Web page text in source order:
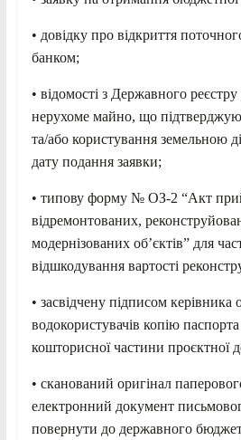
• довідку про відкриття
банком;
• відомості з Державного
нерухоме майно, що
та/або користування земельною
дату подання заявки;
• типову форму № ОЗ-2 “Акт
відремонтованих,
модернізованих об’єктів” для
відшкодування вартості
• засвідчену підписом керівника
водокористувачів копію
кошторисної частини проєктної
• сканований оригінал
електронний документ
повернути до державного